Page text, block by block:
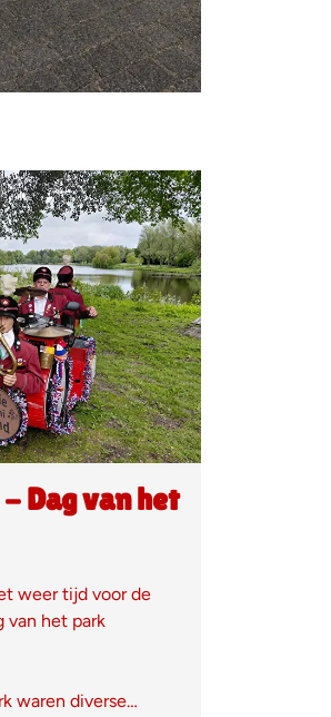
Dag van het
weer tijd voor de
van het park
waren diverse…